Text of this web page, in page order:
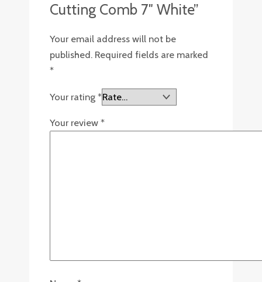
Cutting Comb 7″ White”
Your email address will not be
published. Required fields are marked
*
Your rating *
Your review *